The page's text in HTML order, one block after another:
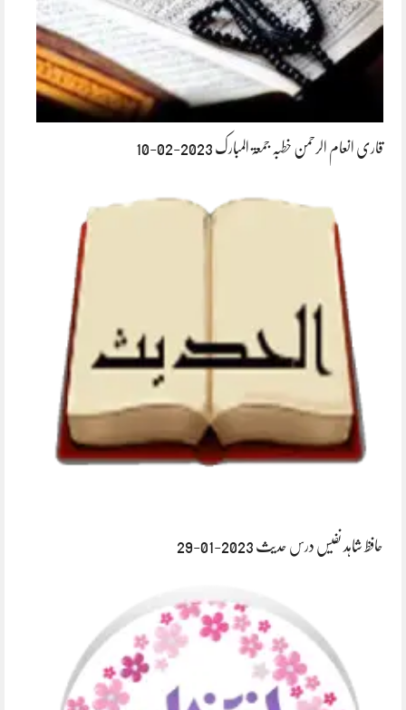
قاری انعام الرحمن خطبہ جمعۃ المبارک 2023-02-10
حافظ شاہد نفیس درس حدیث 2023-01-29